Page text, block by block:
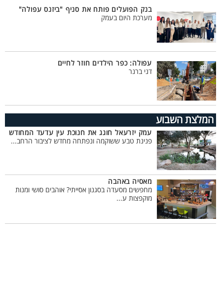
בנק הפועלים פותח את סניף "ביזנס עפולה"
מערכת היום בעמק
עפולה: כפר הילדים חוזר לחיים
דני ברנר
המלצת השבוע
עמק יזרעאל חוגג את חנוכת עין עדעד המחודש
פנינת טבע ששוקמה ונפתחה מחדש לציבור הרחב...
מאסיה באהבה
מחפשים מסעדה בסגנון אסייתי? אוהבים סושי ומנות
מוקפצות ע...